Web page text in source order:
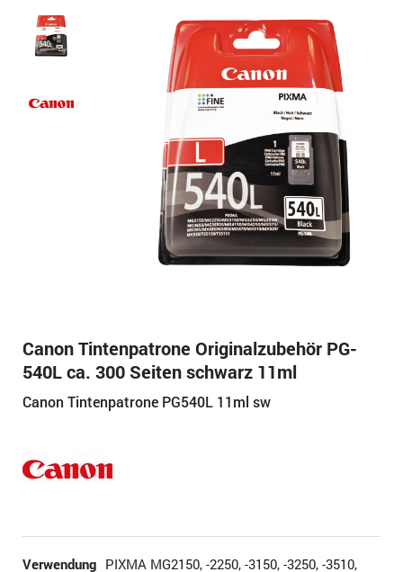
Canon Tintenpatrone Originalzubehör PG-
540L ca. 300 Seiten schwarz 11ml
Canon Tintenpatrone PG540L 11ml sw
Verwendung PIXMA MG2150, -2250, -3150, -3250, -3510,